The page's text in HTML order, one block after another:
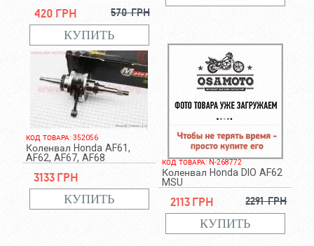
420 грн 570 грн
КОД ТОВАРА: 352056
Коленвал Honda AF61,
AF62, AF67, AF68
3133 грн
КОД ТОВАРА: N-268772
Коленвал Honda DIO AF62
MSU
2113 грн 2291 грн